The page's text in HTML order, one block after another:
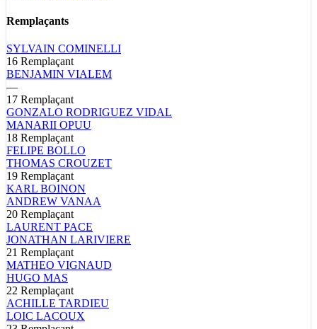
Remplaçants
SYLVAIN COMINELLI
16 Remplaçant
BENJAMIN VIALEM
—
17 Remplaçant
GONZALO RODRIGUEZ VIDAL
MANARII OPUU
18 Remplaçant
FELIPE BOLLO
THOMAS CROUZET
19 Remplaçant
KARL BOINON
ANDREW VANAA
20 Remplaçant
LAURENT PACE
JONATHAN LARIVIERE
21 Remplaçant
MATHEO VIGNAUD
HUGO MAS
22 Remplaçant
ACHILLE TARDIEU
LOIC LACOUX